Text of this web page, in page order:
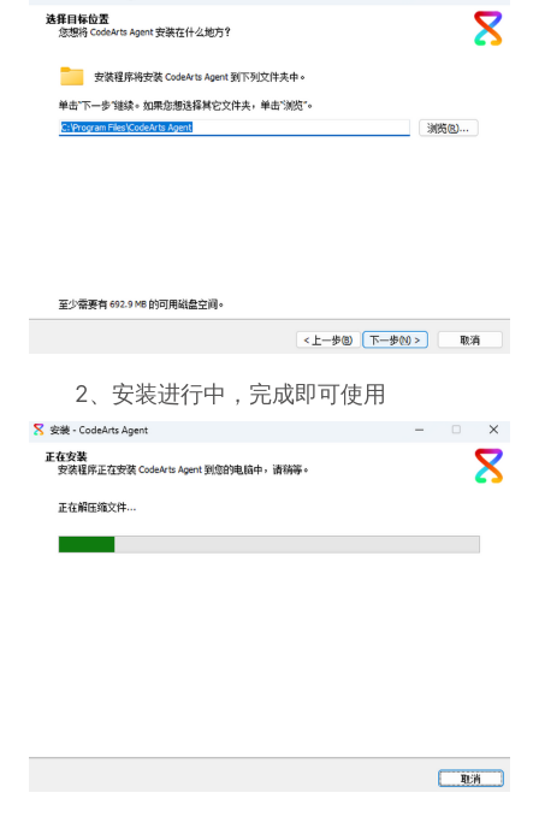
2、安装进行中，完成即可使用